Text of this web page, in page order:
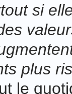
si
plus
le